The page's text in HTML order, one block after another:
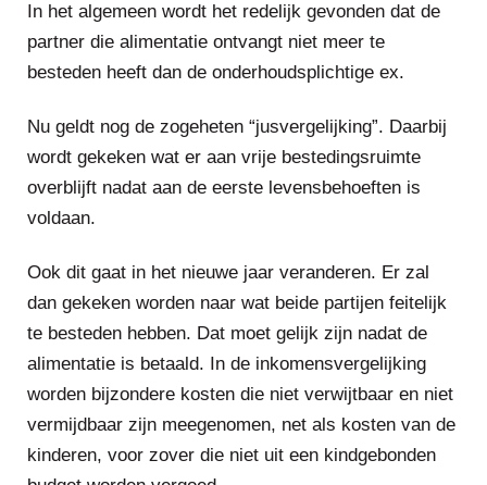
In het algemeen wordt het redelijk gevonden dat de
partner die alimentatie ontvangt niet meer te
besteden heeft dan de onderhoudsplichtige ex.
Nu geldt nog de zogeheten “jusvergelijking”. Daarbij
wordt gekeken wat er aan vrije bestedingsruimte
overblijft nadat aan de eerste levensbehoeften is
voldaan.
Ook dit gaat in het nieuwe jaar veranderen. Er zal
dan gekeken worden naar wat beide partijen feitelijk
te besteden hebben. Dat moet gelijk zijn nadat de
alimentatie is betaald. In de inkomensvergelijking
worden bijzondere kosten die niet verwijtbaar en niet
vermijdbaar zijn meegenomen, net als kosten van de
kinderen, voor zover die niet uit een kindgebonden